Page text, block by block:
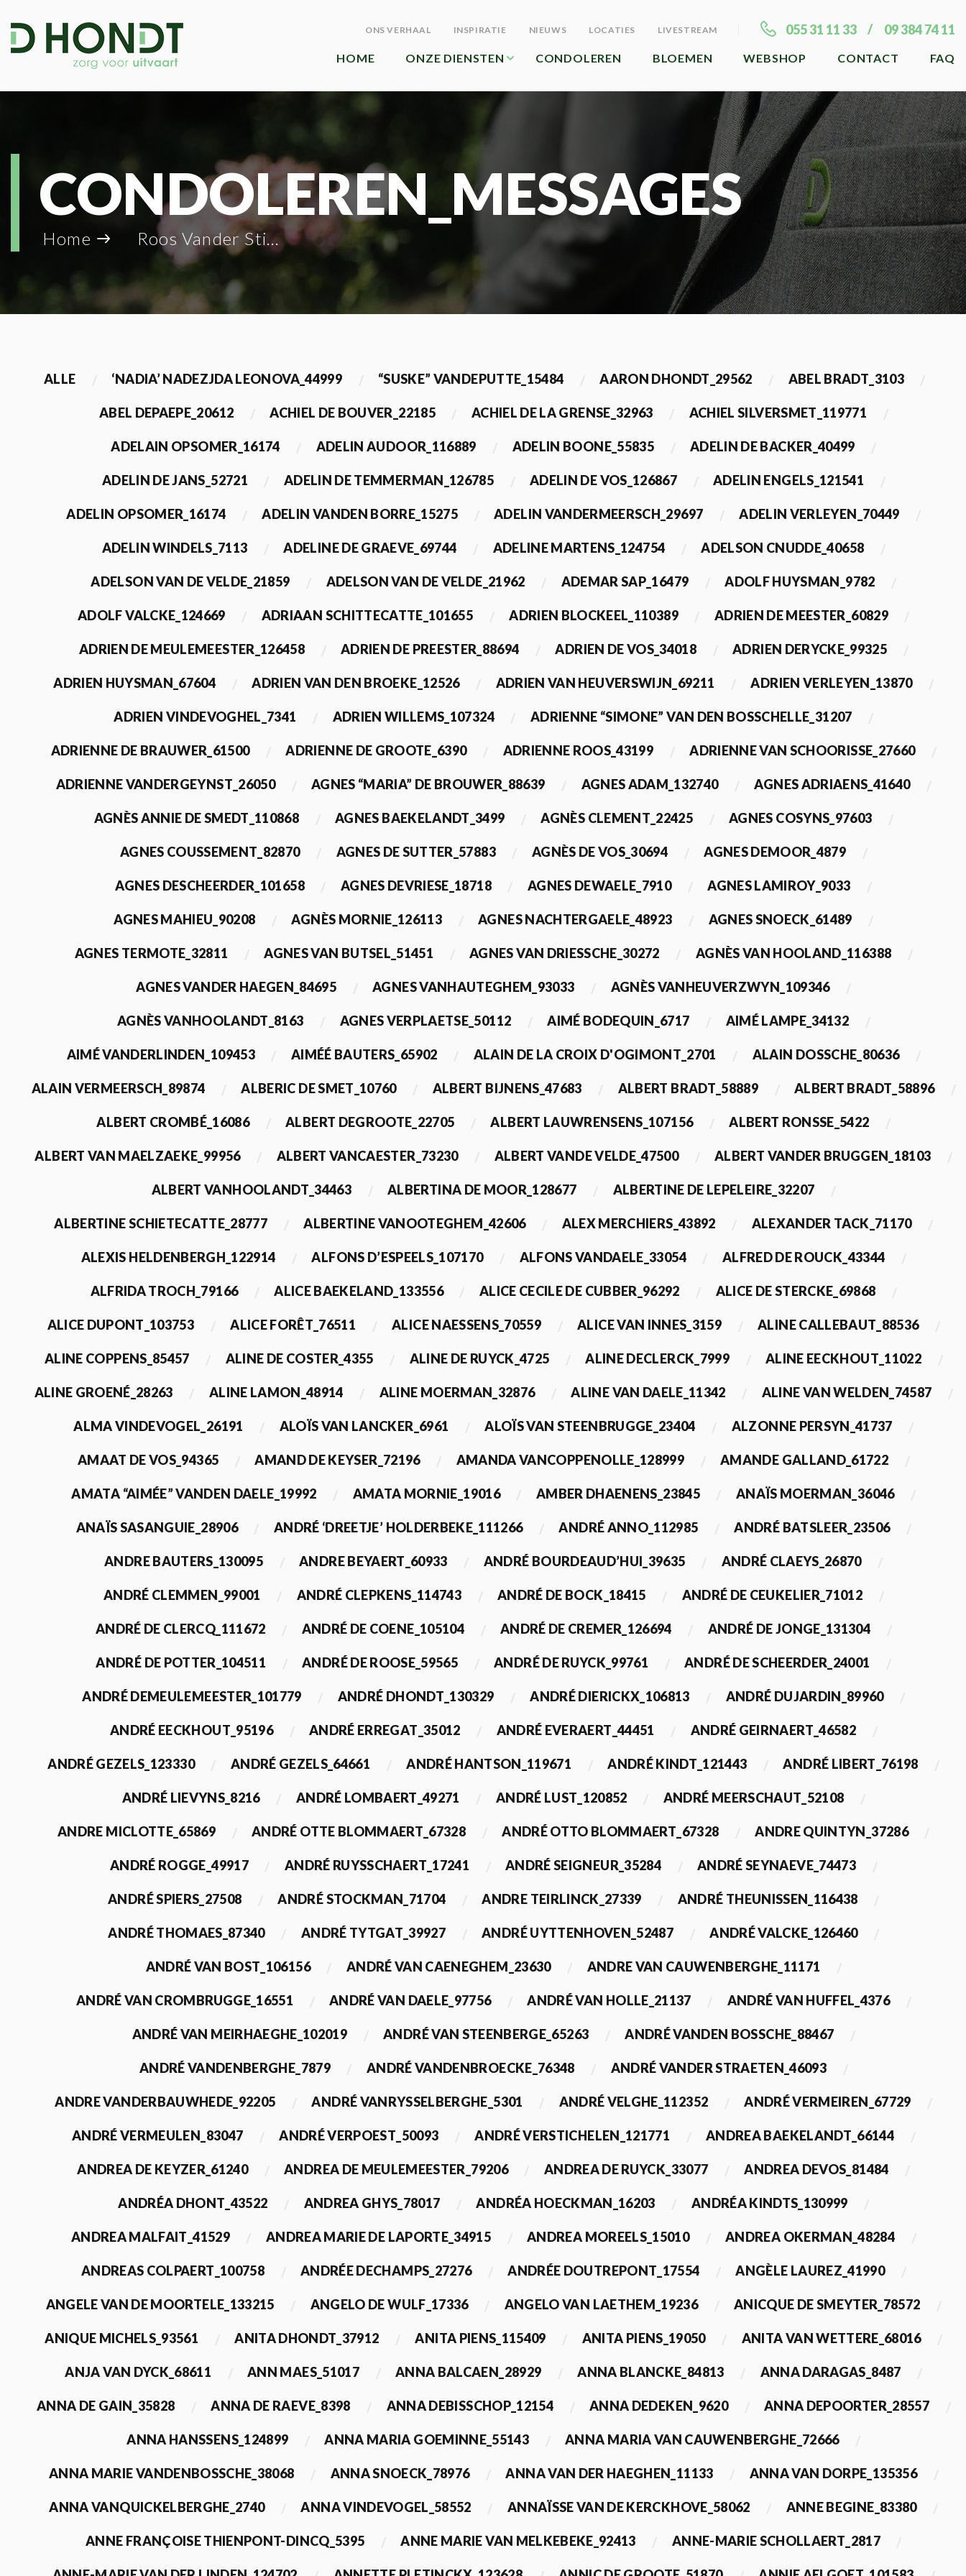
ONS VERHAAL INSPIRATIE NIEUWS LOCATIES LIVESTREAM 055 31 11 33 09 384 74 11
HOME ONZE DIENSTEN CONDOLEREN BLOEMEN WEBSHOP CONTACT FAQ
CONDOLEREN_MESSAGES
Home Roos Vander Stichelen_119980
ALLE ‘NADIA’ NADEZJDA LEONOVA_44999 “SUSKE” VANDEPUTTE_15484 AARON DHONDT_29562 ABEL BRADT_3103
ABEL DEPAEPE_20612 ACHIEL DE BOUVER_22185 ACHIEL DE LA GRENSE_32963 ACHIEL SILVERSMET_119771
ADELAIN OPSOMER_16174 ADELIN AUDOOR_116889 ADELIN BOONE_55835 ADELIN DE BACKER_40499
ADELIN DE JANS_52721 ADELIN DE TEMMERMAN_126785 ADELIN DE VOS_126867 ADELIN ENGELS_121541
ADELIN OPSOMER_16174 ADELIN VANDEN BORRE_15275 ADELIN VANDERMEERSCH_29697 ADELIN VERLEYEN_70449
ADELIN WINDELS_7113 ADELINE DE GRAEVE_69744 ADELINE MARTENS_124754 ADELSON CNUDDE_40658
ADELSON VAN DE VELDE_21859 ADELSON VAN DE VELDE_21962 ADEMAR SAP_16479 ADOLF HUYSMAN_9782
ADOLF VALCKE_124669 ADRIAAN SCHITTECATTE_101655 ADRIEN BLOCKEEL_110389 ADRIEN DE MEESTER_60829
ADRIEN DE MEULEMEESTER_126458 ADRIEN DE PREESTER_88694 ADRIEN DE VOS_34018 ADRIEN DERYCKE_99325
ADRIEN HUYSMAN_67604 ADRIEN VAN DEN BROEKE_12526 ADRIEN VAN HEUVERSWIJN_69211 ADRIEN VERLEYEN_13870
ADRIEN VINDEVOGHEL_7341 ADRIEN WILLEMS_107324 ADRIENNE “SIMONE” VAN DEN BOSSCHELLE_31207
ADRIENNE DE BRAUWER_61500 ADRIENNE DE GROOTE_6390 ADRIENNE ROOS_43199 ADRIENNE VAN SCHOORISSE_27660
ADRIENNE VANDERGEYNST_26050 AGNES “MARIA” DE BROUWER_88639 AGNES ADAM_132740 AGNES ADRIAENS_41640
AGNÈS ANNIE DE SMEDT_110868 AGNES BAEKELANDT_3499 AGNÈS CLEMENT_22425 AGNES COSYNS_97603
AGNES COUSSEMENT_82870 AGNES DE SUTTER_57883 AGNÈS DE VOS_30694 AGNES DEMOOR_4879
AGNES DESCHEERDER_101658 AGNES DEVRIESE_18718 AGNES DEWAELE_7910 AGNES LAMIROY_9033
AGNES MAHIEU_90208 AGNÈS MORNIE_126113 AGNES NACHTERGAELE_48923 AGNES SNOECK_61489
AGNES TERMOTE_32811 AGNES VAN BUTSEL_51451 AGNES VAN DRIESSCHE_30272 AGNÈS VAN HOOLAND_116388
AGNES VANDER HAEGEN_84695 AGNES VANHAUTEGHEM_93033 AGNÈS VANHEUVERZWYN_109346
AGNÈS VANHOOLANDT_8163 AGNES VERPLAETSE_50112 AIMÉ BODEQUIN_6717 AIMÉ LAMPE_34132
AIMÉ VANDERLINDEN_109453 AIMÉÉ BAUTERS_65902 ALAIN DE LA CROIX D'OGIMONT_2701 ALAIN DOSSCHE_80636
ALAIN VERMEERSCH_89874 ALBERIC DE SMET_10760 ALBERT BIJNENS_47683 ALBERT BRADT_58889 ALBERT BRADT_58896
ALBERT CROMBÉ_16086 ALBERT DEGROOTE_22705 ALBERT LAUWRENSENS_107156 ALBERT RONSSE_5422
ALBERT VAN MAELZAEKE_99956 ALBERT VANCAESTER_73230 ALBERT VANDE VELDE_47500 ALBERT VANDER BRUGGEN_18103
ALBERT VANHOOLANDT_34463 ALBERTINA DE MOOR_128677 ALBERTINE DE LEPELEIRE_32207
ALBERTINE SCHIETECATTE_28777 ALBERTINE VANOOTEGHEM_42606 ALEX MERCHIERS_43892 ALEXANDER TACK_71170
ALEXIS HELDENBERGH_122914 ALFONS D’ESPEELS_107170 ALFONS VANDAELE_33054 ALFRED DE ROUCK_43344
ALFRIDA TROCH_79166 ALICE BAEKELAND_133556 ALICE CECILE DE CUBBER_96292 ALICE DE STERCKE_69868
ALICE DUPONT_103753 ALICE FORÊT_76511 ALICE NAESSENS_70559 ALICE VAN INNES_3159 ALINE CALLEBAUT_88536
ALINE COPPENS_85457 ALINE DE COSTER_4355 ALINE DE RUYCK_4725 ALINE DECLERCK_7999 ALINE EECKHOUT_11022
ALINE GROENÉ_28263 ALINE LAMON_48914 ALINE MOERMAN_32876 ALINE VAN DAELE_11342 ALINE VAN WELDEN_74587
ALMA VINDEVOGEL_26191 ALOÏS VAN LANCKER_6961 ALOÏS VAN STEENBRUGGE_23404 ALZONNE PERSYN_41737
AMAAT DE VOS_94365 AMAND DE KEYSER_72196 AMANDA VANCOPPENOLLE_128999 AMANDE GALLAND_61722
AMATA “AIMÉE” VANDEN DAELE_19992 AMATA MORNIE_19016 AMBER DHAENENS_23845 ANAÏS MOERMAN_36046
ANAÏS SASANGUIE_28906 ANDRÉ ‘DREETJE’ HOLDERBEKE_111266 ANDRÉ ANNO_112985 ANDRÉ BATSLEER_23506
ANDRE BAUTERS_130095 ANDRE BEYAERT_60933 ANDRÉ BOURDEAUD’HUI_39635 ANDRÉ CLAEYS_26870
ANDRÉ CLEMMEN_99001 ANDRÉ CLEPKENS_114743 ANDRÉ DE BOCK_18415 ANDRÉ DE CEUKELIER_71012
ANDRÉ DE CLERCQ_111672 ANDRÉ DE COENE_105104 ANDRÉ DE CREMER_126694 ANDRÉ DE JONGE_131304
ANDRÉ DE POTTER_104511 ANDRÉ DE ROOSE_59565 ANDRÉ DE RUYCK_99761 ANDRÉ DE SCHEERDER_24001
ANDRÉ DEMEULEMEESTER_101779 ANDRÉ DHONDT_130329 ANDRÉ DIERICKX_106813 ANDRÉ DUJARDIN_89960
ANDRÉ EECKHOUT_95196 ANDRÉ ERREGAT_35012 ANDRÉ EVERAERT_44451 ANDRÉ GEIRNAERT_46582
ANDRÉ GEZELS_123330 ANDRÉ GEZELS_64661 ANDRÉ HANTSON_119671 ANDRÉ KINDT_121443 ANDRÉ LIBERT_76198
ANDRÉ LIEVYNS_8216 ANDRÉ LOMBAERT_49271 ANDRÉ LUST_120852 ANDRÉ MEERSCHAUT_52108
ANDRE MICLOTTE_65869 ANDRÉ OTTE BLOMMAERT_67328 ANDRÉ OTTO BLOMMAERT_67328 ANDRE QUINTYN_37286
ANDRÉ ROGGE_49917 ANDRÉ RUYSSCHAERT_17241 ANDRÉ SEIGNEUR_35284 ANDRÉ SEYNAEVE_74473
ANDRÉ SPIERS_27508 ANDRÉ STOCKMAN_71704 ANDRE TEIRLINCK_27339 ANDRÉ THEUNISSEN_116438
ANDRÉ THOMAES_87340 ANDRÉ TYTGAT_39927 ANDRÉ UYTTENHOVEN_52487 ANDRÉ VALCKE_126460
ANDRÉ VAN BOST_106156 ANDRÉ VAN CAENEGHEM_23630 ANDRE VAN CAUWENBERGHE_11171
ANDRÉ VAN CROMBRUGGE_16551 ANDRÉ VAN DAELE_97756 ANDRÉ VAN HOLLE_21137 ANDRÉ VAN HUFFEL_4376
ANDRÉ VAN MEIRHAEGHE_102019 ANDRÉ VAN STEENBERGE_65263 ANDRÉ VANDEN BOSSCHE_88467
ANDRÉ VANDENBERGHE_7879 ANDRÉ VANDENBROECKE_76348 ANDRÉ VANDER STRAETEN_46093
ANDRE VANDERBAUWHEDE_92205 ANDRÉ VANRYSSELBERGHE_5301 ANDRÉ VELGHE_112352 ANDRÉ VERMEIREN_67729
ANDRÉ VERMEULEN_83047 ANDRÉ VERPOEST_50093 ANDRÉ VERSTICHELEN_121771 ANDREA BAEKELANDT_66144
ANDREA DE KEYZER_61240 ANDREA DE MEULEMEESTER_79206 ANDREA DE RUYCK_33077 ANDREA DEVOS_81484
ANDRÉA DHONT_43522 ANDREA GHYS_78017 ANDRÉA HOECKMAN_16203 ANDRÉA KINDTS_130999
ANDREA MALFAIT_41529 ANDREA MARIE DE LAPORTE_34915 ANDREA MOREELS_15010 ANDREA OKERMAN_48284
ANDREAS COLPAERT_100758 ANDRÉE DECHAMPS_27276 ANDRÉE DOUTREPONT_17554 ANGÈLE LAUREZ_41990
ANGELE VAN DE MOORTELE_133215 ANGELO DE WULF_17336 ANGELO VAN LAETHEM_19236 ANICQUE DE SMEYTER_78572
ANIQUE MICHELS_93561 ANITA DHONDT_37912 ANITA PIENS_115409 ANITA PIENS_19050 ANITA VAN WETTERE_68016
ANJA VAN DYCK_68611 ANN MAES_51017 ANNA BALCAEN_28929 ANNA BLANCKE_84813 ANNA DARAGAS_8487
ANNA DE GAIN_35828 ANNA DE RAEVE_8398 ANNA DEBISSCHOP_12154 ANNA DEDEKEN_9620 ANNA DEPOORTER_28557
ANNA HANSSENS_124899 ANNA MARIA GOEMINNE_55143 ANNA MARIA VAN CAUWENBERGHE_72666
ANNA MARIE VANDENBOSSCHE_38068 ANNA SNOECK_78976 ANNA VAN DER HAEGHEN_11133 ANNA VAN DORPE_135356
ANNA VANQUICKELBERGHE_2740 ANNA VINDEVOGEL_58552 ANNAÏSSE VAN DE KERCKHOVE_58062 ANNE BEGINE_83380
ANNE FRANÇOISE THIENPONT-DINCQ_5395 ANNE MARIE VAN MELKEBEKE_92413 ANNE-MARIE SCHOLLAERT_2817